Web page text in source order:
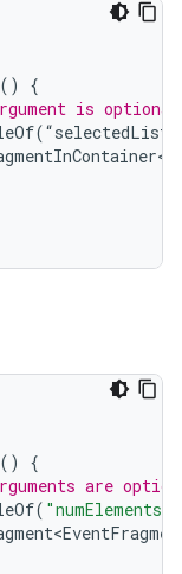
()
{
is
(“
()
{
are
( "numElements"